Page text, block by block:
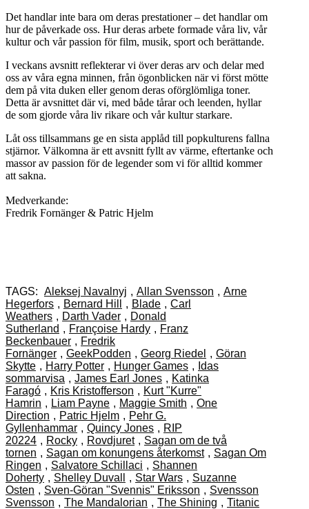
Det handlar inte bara om deras prestationer – det handlar om
hur de påverkade oss. Hur deras arbete formade våra liv, vår
kultur och vår passion för film, musik, sport och berättande.
I veckans avsnitt reflekterar vi över deras arv och delar med
oss av våra egna minnen, från ögonblicken när vi först mötte
dem på vita duken eller genom deras oförglömliga toner.
Detta är avsnittet där vi, med både tårar och leenden, hyllar
de som gjorde våra liv rikare och vår kultur starkare.
Låt oss tillsammans ge en sista applåd till popkulturens fallna
stjärnor. Välkomna är ett avsnitt fyllt av värme, eftertanke och
massor av passion för de legender som vi för alltid kommer
att sakna.
Medverkande:
Fredrik Fornänger & Patric Hjelm
TAGS: Aleksej Navalnyj , Allan Svensson , Arne
Hegerfors , Bernard Hill , Blade , Carl
Weathers , Darth Vader , Donald
Sutherland , Françoise Hardy , Franz
Beckenbauer , Fredrik
Fornänger , GeekPodden , Georg Riedel , Göran
Skytte , Harry Potter , Hunger Games , Idas
sommarvisa , James Earl Jones , Katinka
Faragó , Kris Kristofferson , Kurt "Kurre"
Hamrin , Liam Payne , Maggie Smith , One
Direction , Patric Hjelm , Pehr G.
Gyllenhammar , Quincy Jones , RIP
20224 , Rocky , Rovdjuret , Sagan om de två
tornen , Sagan om konungens återkomst , Sagan Om
Ringen , Salvatore Schillaci , Shannen
Doherty , Shelley Duvall , Star Wars , Suzanne
Osten , Sven-Göran "Svennis" Eriksson , Svensson
Svensson , The Mandalorian , The Shining , Titanic